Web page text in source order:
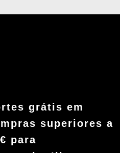
grátis em
superiores a
para